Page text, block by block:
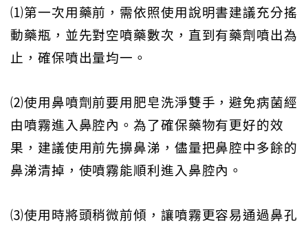
⑴第一次用藥前，需依照使用說明書建議充分搖
動藥瓶，並先對空噴藥數次，直到有藥劑噴出為
止，確保噴出量均一。
⑵使用鼻噴劑前要用肥皂洗淨雙手，避免病菌經
由噴霧進入鼻腔內。為了確保藥物有更好的效
果，建議使用前先擤鼻涕，儘量把鼻腔中多餘的
鼻涕清掉，使噴霧能順利進入鼻腔內。
⑶使用時將頭稍微前傾，讓噴霧更容易通過鼻孔